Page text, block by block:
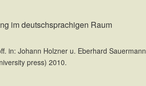
im deutschsprachigen Raum
in: Johann Holzner u. Eberhard Sauermann
press) 2010.